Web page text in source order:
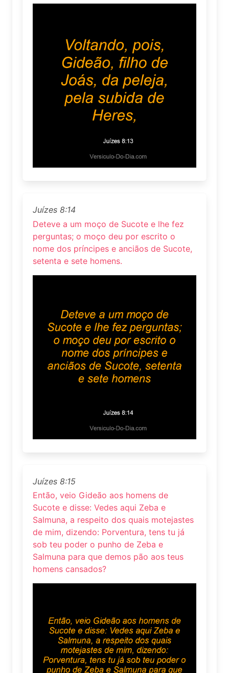
Juízes 8:14
Deteve a um moço de Sucote e lhe fez
perguntas; o moço deu por escrito o
nome dos príncipes e anciãos de Sucote,
setenta e sete homens.
Juízes 8:15
Então, veio Gideão aos homens de
Sucote e disse: Vedes aqui Zeba e
Salmuna, a respeito dos quais motejastes
de mim, dizendo: Porventura, tens tu já
sob teu poder o punho de Zeba e
Salmuna para que demos pão aos teus
homens cansados?